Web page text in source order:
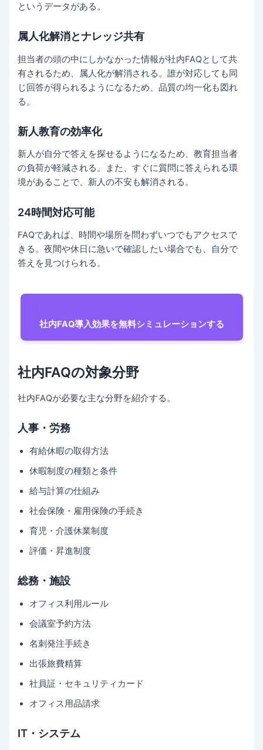
というデータがある。
属人化解消とナレッジ共有
担当者の頭の中にしかなかった情報が社内FAQとして共
有されるため、属人化が解消される。誰が対応しても同
じ回答が得られるようになるため、品質の均一化も図れ
る。
新人教育の効率化
新人が自分で答えを探せるようになるため、教育担当者
の負荷が軽減される。また、すぐに質問に答えられる環
境があることで、新人の不安も解消される。
24時間対応可能
FAQであれば、時間や場所を問わずいつでもアクセスで
きる。夜間や休日に急いで確認したい場合でも、自分で
答えを見つけられる。
社内FAQ導入効果を無料シミュレーションする
社内FAQの対象分野
社内FAQが必要な主な分野を紹介する。
人事・労務
有給休暇の取得方法
休暇制度の種類と条件
給与計算の仕組み
社会保険・雇用保険の手続き
育児・介護休業制度
評価・昇進制度
総務・施設
オフィス利用ルール
会議室予約方法
名刺発注手続き
出張旅費精算
社員証・セキュリティカード
オフィス用品請求
IT・システム